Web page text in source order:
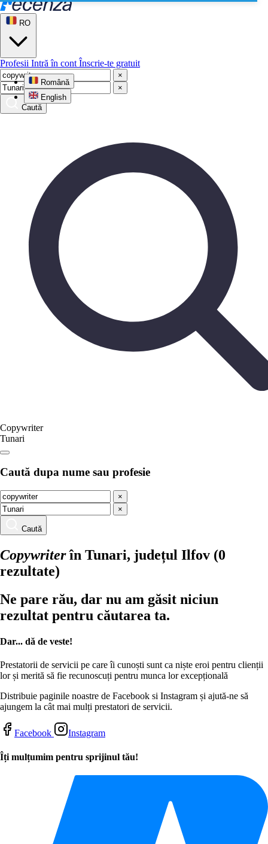
RO
Română
English
Profesii Intră în cont Înscrie-te gratuit
×
×
Caută
Copywriter
Tunari
Caută dupa nume sau profesie
×
×
Caută
Copywriterîn Tunari, județul Ilfov (0
rezultate)
Ne pare rău, dar nu am găsit niciun
rezultat pentru căutarea ta.
Dar... dă de veste!
Prestatorii de servicii pe care îi cunoști sunt ca niște eroi pentru clienții
lor și merită să fie recunoscuți pentru munca lor excepțională
Distribuie paginile noastre de Facebook si Instagram și ajută-ne să
ajungem la cât mai mulți prestatori de servicii.
Facebook Instagram
Îți mulțumim pentru sprijinul tău!